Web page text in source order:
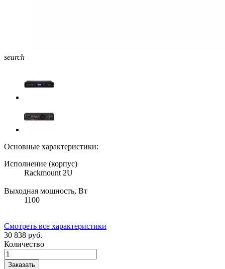
search
Основные характеристики:
Исполнение (корпус)
Rackmount 2U
Выходная мощность, Вт
1100
Смотреть все характеристики
30 838 руб.
Количество
Заказать